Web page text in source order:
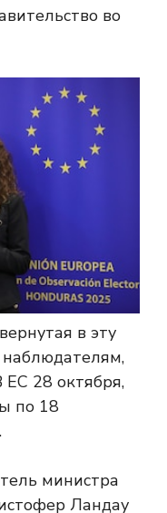
во
в эту
наблюдателям,
28 октября,
по 18
министра
Ландау